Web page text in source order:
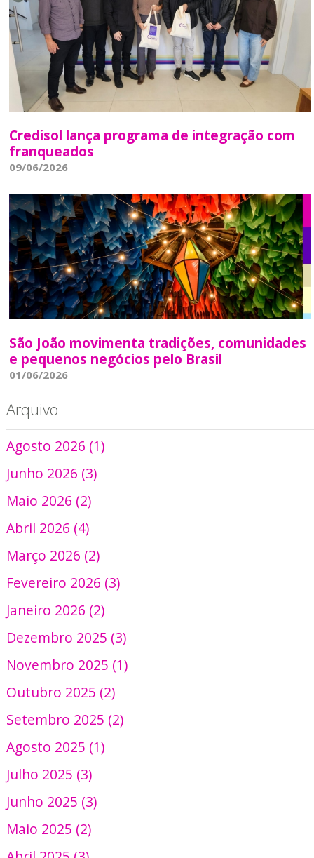
Credisol lança programa de integração com
franqueados
09/06/2026
São João movimenta tradições, comunidades
e pequenos negócios pelo Brasil
01/06/2026
Arquivo
Agosto 2026 (1)
Junho 2026 (3)
Maio 2026 (2)
Abril 2026 (4)
Março 2026 (2)
Fevereiro 2026 (3)
Janeiro 2026 (2)
Dezembro 2025 (3)
Novembro 2025 (1)
Outubro 2025 (2)
Setembro 2025 (2)
Agosto 2025 (1)
Julho 2025 (3)
Junho 2025 (3)
Maio 2025 (2)